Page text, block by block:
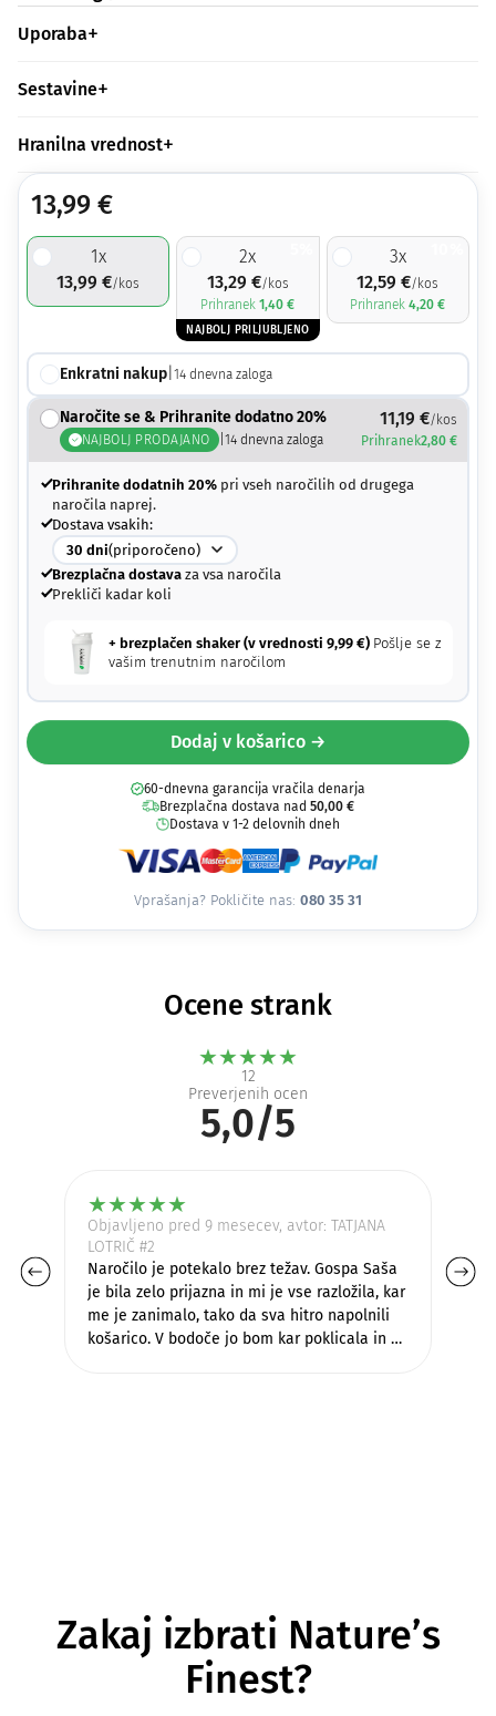
Uporaba
Sestavine
Hranilna vrednost
13,99 €
1x
13,99€/kos
2x
13,29 €/kos
Prihranek1,40€
NAJBOLJ PRILJUBLJENO
3x
12,59€/kos
Prihranek4,20€
Enkratni nakup| 14dnevna zaloga
Naročite se & Prihranite dodatno 20%
NAJBOLJ PRODAJANO | 14dnevna zaloga
11,19 €/kos
Prihranek2,80 €
Prihranite dodatnih 20%pri vseh naročilih od drugega
naročila naprej.
Dostava vsakih:
30 dni(priporočeno)
Brezplačna dostavaza vsa naročila
Prekliči kadar koli
+ brezplačen shaker (v vrednosti 9,99 €) Pošlje se z
vašim trenutnim naročilom
Dodaj v košarico →
60-dnevna garancija vračila denarja
Brezplačna dostava nad 50,00 €
Dostava v 1-2 delovnih dneh
Vprašanja? Pokličite nas: 080 35 31
Ocene strank
★★★★★
12
Preverjenih ocen
5,0/5
★★★★★
Objavljeno pred 9 mesecev, avtor: TATJANA
LOTRIČ #2
Naročilo je potekalo brez težav. Gospa Saša
je bila zelo prijazna in mi je vse razložila, kar
me je zanimalo, tako da sva hitro napolnili
košarico. V bodoče jo bom kar poklicala in bo
Zakaj izbrati Nature’s
Finest?